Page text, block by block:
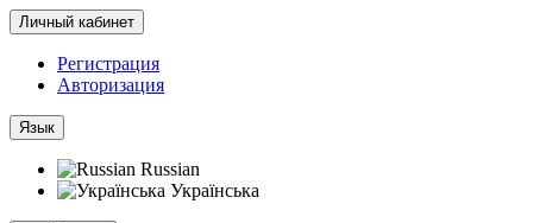
Личный кабинет
Регистрация
Авторизация
Язык
Russian
Українська